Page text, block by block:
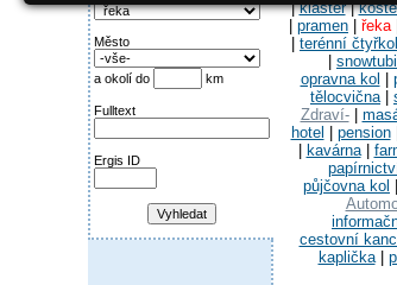
Město
a okolí do km
Fulltext
Ergis ID
|klášter|
| pramen | řeka
| terénní
|
opravna kol |
tělocvična |
Zdraví-|
hotel | pension
| kavárna|
půjčovna kol |
cestovní
kaplička|